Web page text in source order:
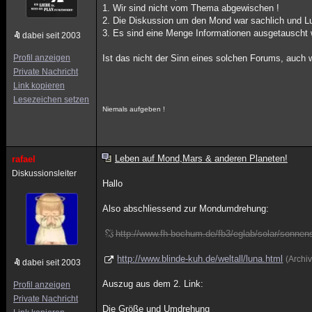
dabei seit 2003
Profil anzeigen
Private Nachricht
Link kopieren
Lesezeichen setzen
1. Wir sind nicht vom Thema abgewischen !
2. Die Diskussion um den Mond war sachlich und
3. Es sind eine Menge Informationen ausgetauscht
Ist das nicht der Sinn eines solchen Forums,
Niemals aufgeben !
rafael
Diskussionsleiter
dabei seit 2003
Profil anzeigen
Private Nachricht
Leben auf Mond,Mars & anderen Planeten!
Hallo
Also abschliessend zur Mondumdrehung:
http://www.fh-bochum.de/fb3/eglab/solar/
http://www.blinde-kuh.de/weltall/luna.html
Auszug aus dem 2. Link:
Die Größe und Umdrehung